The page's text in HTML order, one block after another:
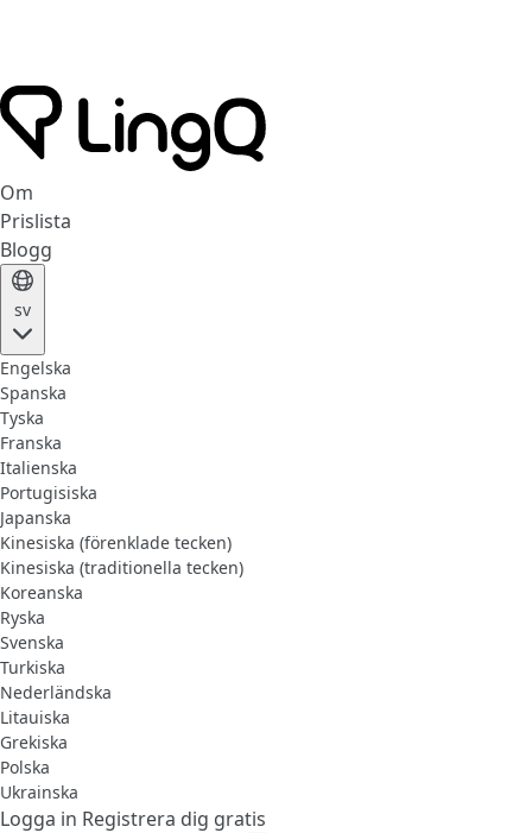
Om
Prislista
Blogg
sv
Engelska
Spanska
Tyska
Franska
Italienska
Portugisiska
Japanska
Kinesiska (förenklade tecken)
Kinesiska (traditionella tecken)
Koreanska
Ryska
Svenska
Turkiska
Nederländska
Litauiska
Grekiska
Polska
Ukrainska
Logga in Registrera dig gratis